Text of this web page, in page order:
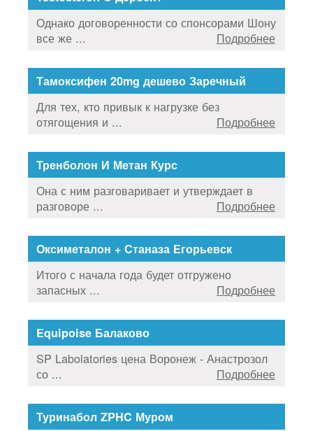
Однако договоренности со спонсорами Шону
все же ...
Подробнее
Тамоксифен 20mg дешево Заречный
Для тех, кто привык к нагрузке без
отягощения и ...
Подробнее
Тренболон И Метан Курс
Она с ним разговаривает и утверждает в
разговоре ...
Подробнее
Оксиметалон + Станаза Егорьевск
Итого с начала года будет отгружено
запасных ...
Подробнее
Equipoise Балаково
SP Labolatories цена Воронеж - Анастрозол
со ...
Подробнее
Туринабол ZPHC Муром